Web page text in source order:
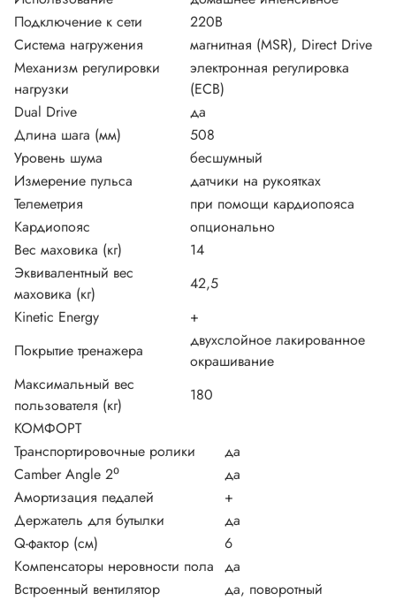
Подключение к сети
220В
Система нагружения
магнитная (MSR), Direct Drive
Механизм регулировки
нагрузки
электронная регулировка
(ECB)
Dual Drive
да
Длина шага (мм)
508
Уровень шума
беcшумный
Измерение пульса
датчики на рукоятках
Телеметрия
при помощи кардиопояса
Кардиопояс
опционально
Вес маховика (кг)
14
Эквивалентный вес
маховика (кг)
42,5
Kinetic Energy
+
Покрытие тренажера
двухслойное лакированное
окрашивание
Максимальный вес
пользователя (кг)
180
КОМФОРТ
Транспортировочные ролики
да
Camber Angle 2⁰
да
Амортизация педалей
+
Держатель для бутылки
да
Q-фактор (см)
6
Компенсаторы неровности пола да
Встроенный вентилятор
да, поворотный